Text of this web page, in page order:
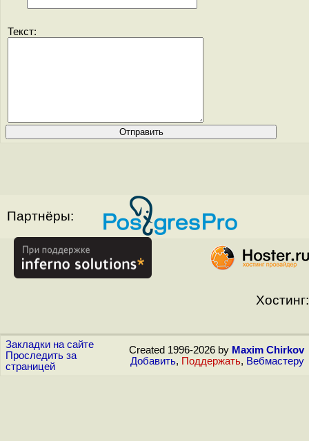
Текст:
Партнёры:
Хостинг:
Закладки на сайте
Проследить за
страницей
Created 1996-2026 by Maxim Chirkov
Добавить, Поддержать, Вебмастеру